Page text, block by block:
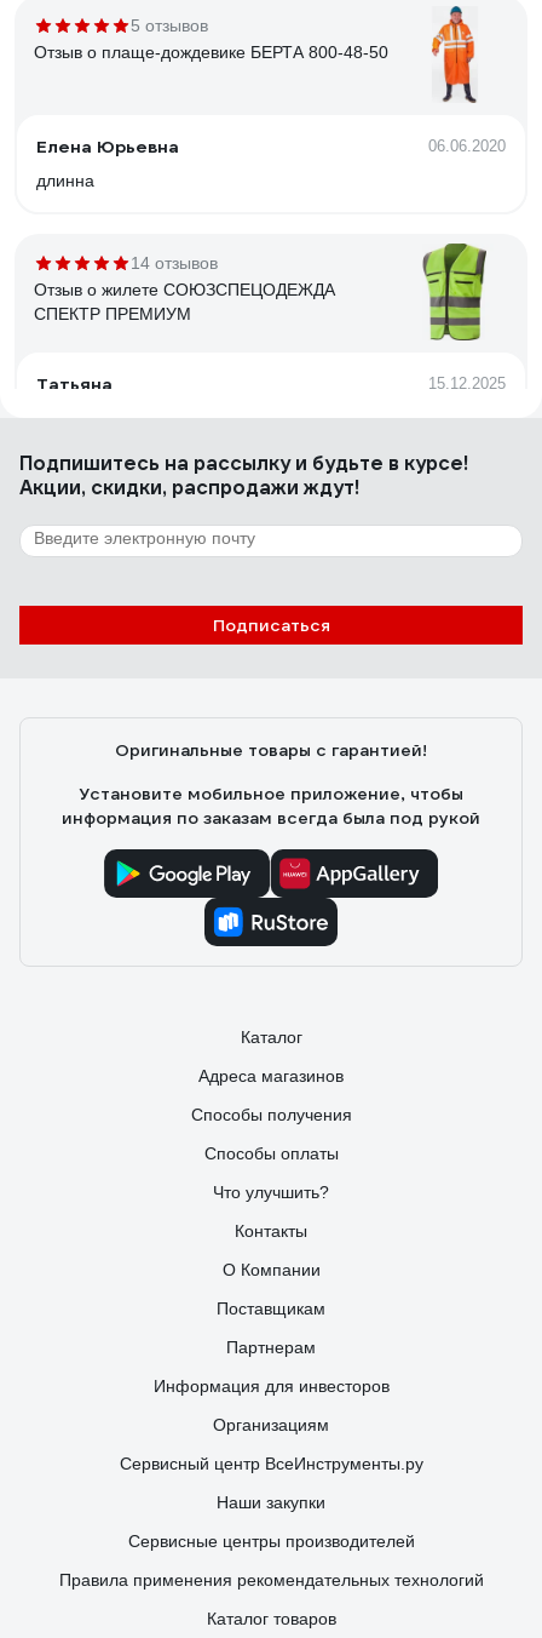
5 отзывов
Отзыв о плаще-дождевике БЕРТА 800-48-50
Елена Юрьевна 06.06.2020
длинна
14 отзывов
Отзыв о жилете СОЮЗСПЕЦОДЕЖДА
СПЕКТР ПРЕМИУМ
Татьяна 15.12.2025
Легкий, комфортный, очень хорошего качества за
9 отзывов
Отзыв о браслете Airline ARW-B-05
Максим 15.12.2024
Подпишитесь на рассылкуи будьте в курсе!
Акции, скидки, распродажи ждут!
Подписаться
Оригинальные товары с гарантией!
Установите мобильное приложение, чтобы
информация по заказам всегда была под рукой
Каталог
Адреса магазинов
Способы получения
Способы оплаты
Что улучшить?
Контакты
О Компании
Поставщикам
Партнерам
Информация для инвесторов
Организациям
Сервисный центр ВсеИнструменты.ру
Наши закупки
Сервисные центры производителей
Правила применения рекомендательных технологий
Каталог товаров